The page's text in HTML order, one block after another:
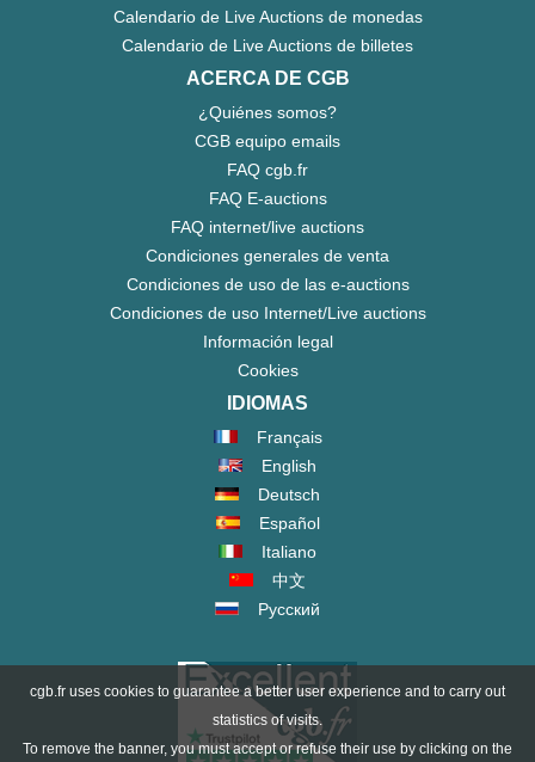
Calendario de Live Auctions de monedas
Calendario de Live Auctions de billetes
ACERCA DE CGB
¿Quiénes somos?
CGB equipo emails
FAQ cgb.fr
FAQ E-auctions
FAQ internet/live auctions
Condiciones generales de venta
Condiciones de uso de las e-auctions
Condiciones de uso Internet/Live auctions
Información legal
Cookies
IDIOMAS
Français
English
Deutsch
Español
Italiano
中文
Русский
cgb.fr uses cookies to guarantee a better user experience and to carry out
statistics of visits.
To remove the banner, you must accept or refuse their use by clicking on the